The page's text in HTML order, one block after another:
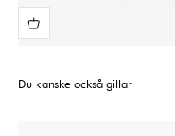
Du kanske också gillar